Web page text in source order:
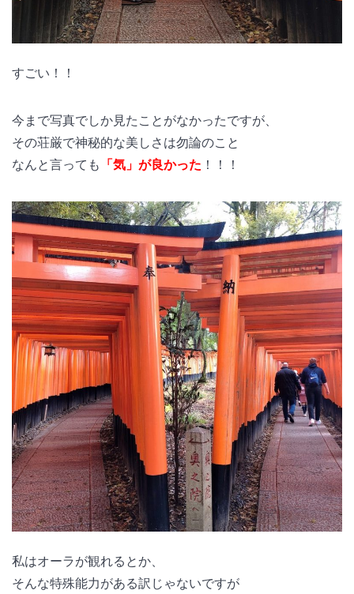
すごい！！
今まで写真でしか見たことがなかったですが、
その荘厳で神秘的な美しさは勿論のこと
なんと言っても
「気」が良かった ！！！
私はオーラが観れるとか、
そんな特殊能力がある訳じゃないですが